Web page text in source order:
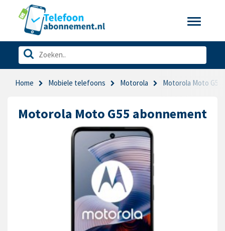
Toggle
Home Mobiele telefoons Motorola Motorola Moto G55
Motorola Moto G55 abonnement